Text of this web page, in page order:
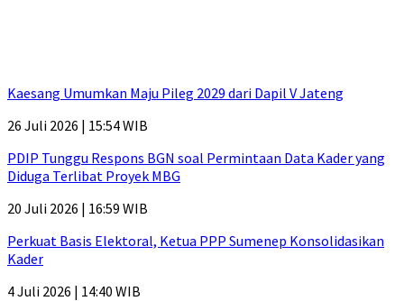
Kaesang Umumkan Maju Pileg 2029 dari Dapil V Jateng
26 Juli 2026 | 15:54 WIB
PDIP Tunggu Respons BGN soal Permintaan Data Kader yang
Diduga Terlibat Proyek MBG
20 Juli 2026 | 16:59 WIB
Perkuat Basis Elektoral, Ketua PPP Sumenep Konsolidasikan
Kader
4 Juli 2026 | 14:40 WIB